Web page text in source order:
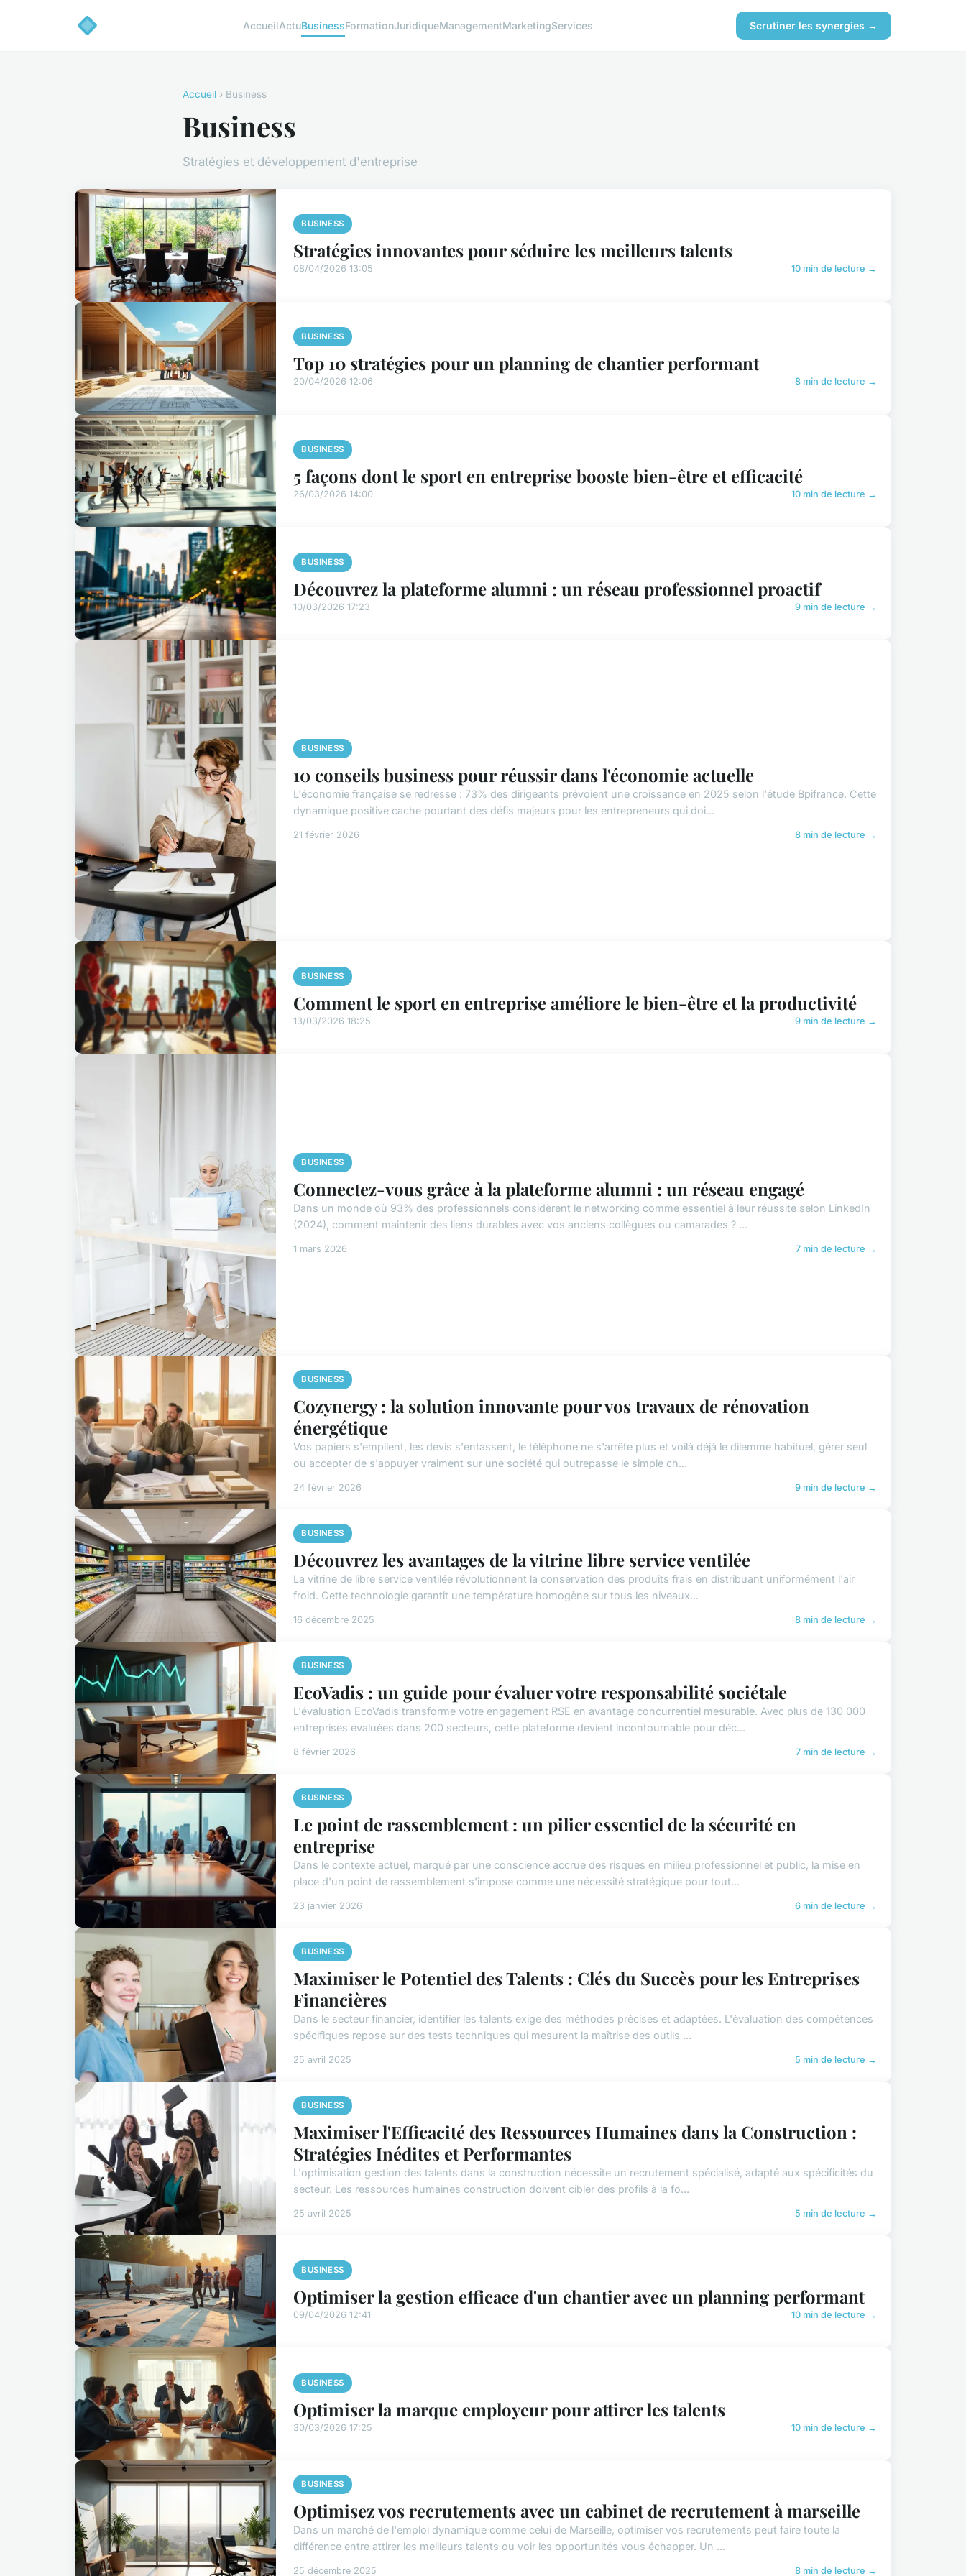
AccueilActuBusinessFormationJuridiqueManagementMarketingServices Scrutiner les synergies →
Accueil › Business
Business
Stratégies et développement d'entreprise
BUSINESS
Stratégies innovantes pour séduire les meilleurs talents
08/04/2026 13:05 10 min de lecture →
BUSINESS
Top 10 stratégies pour un planning de chantier performant
20/04/2026 12:06 8 min de lecture →
BUSINESS
5 façons dont le sport en entreprise booste bien-être et efficacité
26/03/2026 14:00 10 min de lecture →
BUSINESS
Découvrez la plateforme alumni : un réseau professionnel proactif
10/03/2026 17:23 9 min de lecture →
BUSINESS
10 conseils business pour réussir dans l'économie actuelle
L'économie française se redresse : 73% des dirigeants prévoient une croissance en 2025 selon l'étude Bpifrance. Cette
dynamique positive cache pourtant des défis majeurs pour les entrepreneurs qui doi...
21 février 2026 8 min de lecture →
BUSINESS
Comment le sport en entreprise améliore le bien-être et la productivité
13/03/2026 18:25 9 min de lecture →
BUSINESS
Connectez-vous grâce à la plateforme alumni : un réseau engagé
Dans un monde où 93% des professionnels considèrent le networking comme essentiel à leur réussite selon LinkedIn
(2024), comment maintenir des liens durables avec vos anciens collègues ou camarades ? ...
1 mars 2026 7 min de lecture →
BUSINESS
Cozynergy : la solution innovante pour vos travaux de rénovation
énergétique
Vos papiers s'empilent, les devis s'entassent, le téléphone ne s'arrête plus et voilà déjà le dilemme habituel, gérer seul
ou accepter de s'appuyer vraiment sur une société qui outrepasse le simple ch...
24 février 2026 9 min de lecture →
BUSINESS
Découvrez les avantages de la vitrine libre service ventilée
La vitrine de libre service ventilée révolutionnent la conservation des produits frais en distribuant uniformément l'air
froid. Cette technologie garantit une température homogène sur tous les niveaux...
16 décembre 2025 8 min de lecture →
BUSINESS
EcoVadis : un guide pour évaluer votre responsabilité sociétale
L'évaluation EcoVadis transforme votre engagement RSE en avantage concurrentiel mesurable. Avec plus de 130 000
entreprises évaluées dans 200 secteurs, cette plateforme devient incontournable pour déc...
8 février 2026 7 min de lecture →
BUSINESS
Le point de rassemblement : un pilier essentiel de la sécurité en
entreprise
Dans le contexte actuel, marqué par une conscience accrue des risques en milieu professionnel et public, la mise en
place d'un point de rassemblement s'impose comme une nécessité stratégique pour tout...
23 janvier 2026 6 min de lecture →
BUSINESS
Maximiser le Potentiel des Talents : Clés du Succès pour les Entreprises
Financières
Dans le secteur financier, identifier les talents exige des méthodes précises et adaptées. L'évaluation des compétences
spécifiques repose sur des tests techniques qui mesurent la maîtrise des outils ...
25 avril 2025 5 min de lecture →
BUSINESS
Maximiser l'Efficacité des Ressources Humaines dans la Construction :
Stratégies Inédites et Performantes
L'optimisation gestion des talents dans la construction nécessite un recrutement spécialisé, adapté aux spécificités du
secteur. Les ressources humaines construction doivent cibler des profils à la fo...
25 avril 2025 5 min de lecture →
BUSINESS
Optimiser la gestion efficace d'un chantier avec un planning performant
09/04/2026 12:41 10 min de lecture →
BUSINESS
Optimiser la marque employeur pour attirer les talents
30/03/2026 17:25 10 min de lecture →
BUSINESS
Optimisez vos recrutements avec un cabinet de recrutement à marseille
Dans un marché de l'emploi dynamique comme celui de Marseille, optimiser vos recrutements peut faire toute la
différence entre attirer les meilleurs talents ou voir les opportunités vous échapper. Un ...
25 décembre 2025 8 min de lecture →